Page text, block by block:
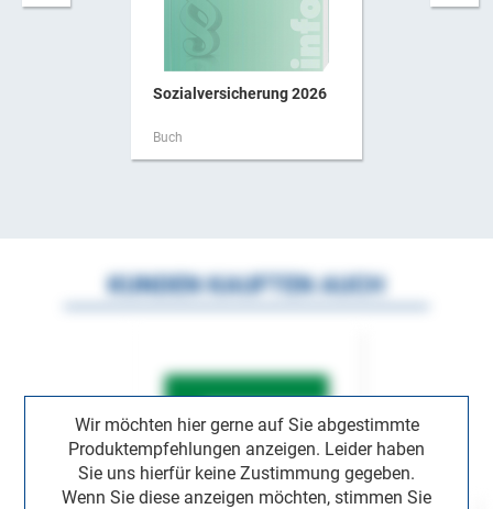
Sozialversicherung 2026
Buch
Wir möchten hier gerne auf Sie abgestimmte
Produktempfehlungen anzeigen. Leider haben
Sie uns hierfür keine Zustimmung gegeben.
Wenn Sie diese anzeigen möchten, stimmen Sie
KUNDEN KAUFTEN AUCH